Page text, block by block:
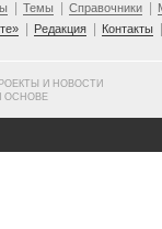
Темы Справочники
Редакция Контакты
И НОВОСТИ
ОСНОВЕ